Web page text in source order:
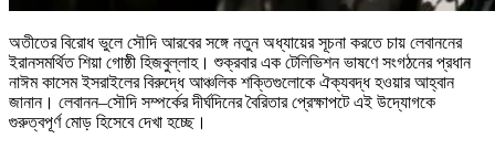
অতীতের বিরোধ ভুলে সৌদি আরবের সঙ্গে নতুন অধ্যায়ের সূচনা করতে চায় লেবাননের
ইরানসমর্থিত শিয়া গোষ্ঠী হিজবুল্লাহ। শুক্রবার এক টেলিভিশন ভাষণে সংগঠনের প্রধান
নাঈম কাসেম ইসরাইলের বিরুদ্ধে আঞ্চলিক শক্তিগুলোকে ঐক্যবদ্ধ হওয়ার আহ্বান
জানান। লেবানন–সৌদি সম্পর্কের দীর্ঘদিনের বৈরিতার প্রেক্ষাপটে এই উদ্যোগকে
গুরুত্বপূর্ণ মোড় হিসেবে দেখা হচ্ছে।